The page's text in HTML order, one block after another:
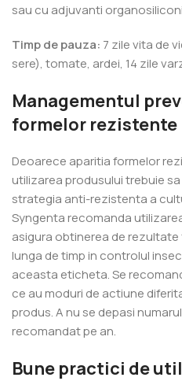
sau cu adjuvanti
Timp de pauza: 7 zile vita de
sere), tomate, ardei, 14 zile
Managementul
formelor rezistente
Deoarece aparitia formelor
utilizarea produsului trebuie
strategia anti-rezistenta a
Syngenta recomanda
asigura obtinerea de
lunga de timp in controlul
aceasta eticheta. Se
ce au moduri de actiune
produs. A nu se depasi
recomandat pe an.
Bune practici de